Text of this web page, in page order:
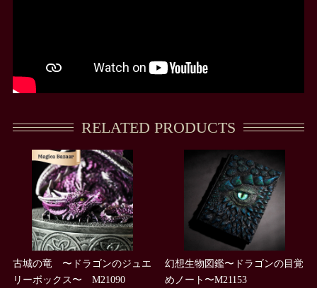
RELATED PRODUCTS
古城の竜 〜ドラゴンのジュエ
リーボックス〜 M21090
幻想生物図鑑〜ドラゴンの目覚
めノート〜M21153